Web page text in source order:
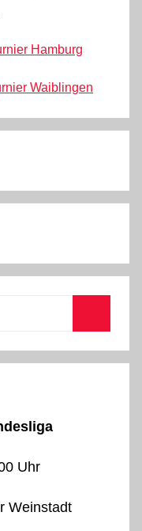
Hamburg
Waiblingen
Uhr
Weinstadt